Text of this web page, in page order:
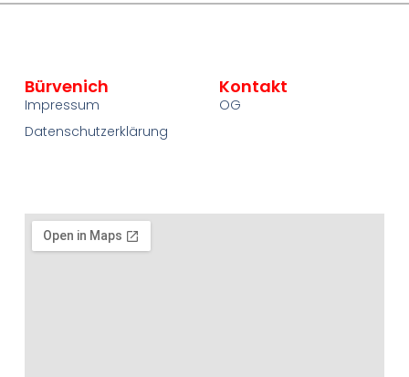
Bürvenich
Impressum
Datenschutzerklärung
Kontakt
OG